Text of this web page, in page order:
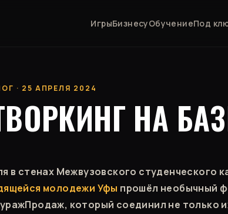
ИгрыБизнесуОбучениеПод
· 25 АПРЕЛЯ 2024
НА
в стенах Межвузовского студенческого
молодежи Уфы прошёл необычный
который соединил не только